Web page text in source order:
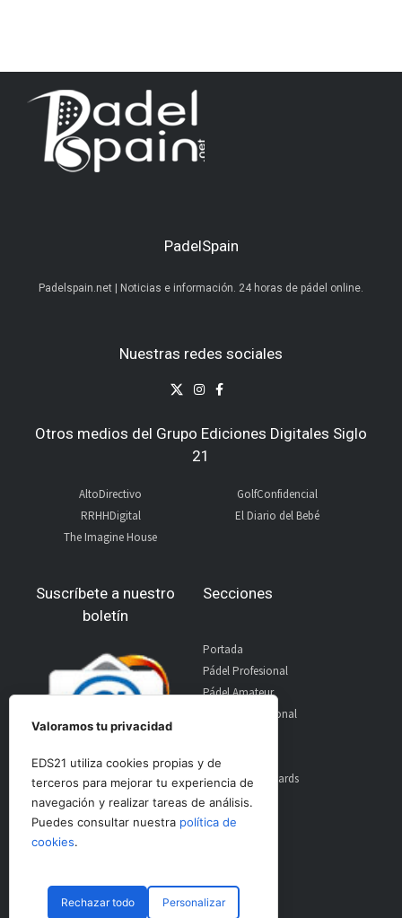
PadelSpain
Padelspain.net | Noticias e información. 24 horas de pádel online.
Nuestras redes sociales
Otros medios del Grupo Ediciones Digitales Siglo
21
AltoDirectivo
RRHHDigital
The Imagine House
GolfConfidencial
El Diario del Bebé
Suscríbete a nuestro
boletín
Secciones
Portada
Pádel Profesional
Pádel Amateur
Pádel Internacional
Material
World Padel Awards
Contacto
Publicidad
Valoramos tu privacidad
EDS21 utiliza cookies propias y de
terceros para mejorar tu experiencia de
navegación y realizar tareas de análisis.
Puedes consultar nuestra política de
cookies.
Rechazar todo Personalizar